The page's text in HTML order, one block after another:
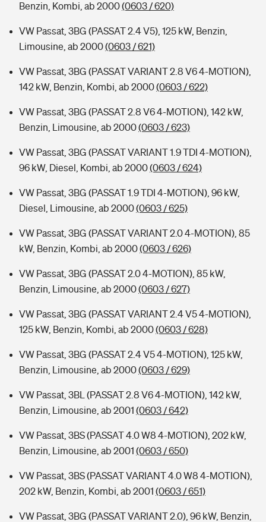
Benzin, Kombi, ab 2000(0603 / 620)
VW Passat, 3BG (PASSAT 2.4 V5), 125 kW, Benzin,
Limousine, ab 2000(0603 / 621)
VW Passat, 3BG (PASSAT VARIANT 2.8 V6 4-MOTION),
142 kW, Benzin, Kombi, ab 2000(0603 / 622)
VW Passat, 3BG (PASSAT 2.8 V6 4-MOTION), 142 kW,
Benzin, Limousine, ab 2000(0603 / 623)
VW Passat, 3BG (PASSAT VARIANT 1.9 TDI 4-MOTION),
96 kW, Diesel, Kombi, ab 2000(0603 / 624)
VW Passat, 3BG (PASSAT 1.9 TDI 4-MOTION), 96 kW,
Diesel, Limousine, ab 2000(0603 / 625)
VW Passat, 3BG (PASSAT VARIANT 2.0 4-MOTION), 85
kW, Benzin, Kombi, ab 2000(0603 / 626)
VW Passat, 3BG (PASSAT 2.0 4-MOTION), 85 kW,
Benzin, Limousine, ab 2000(0603 / 627)
VW Passat, 3BG (PASSAT VARIANT 2.4 V5 4-MOTION),
125 kW, Benzin, Kombi, ab 2000(0603 / 628)
VW Passat, 3BG (PASSAT 2.4 V5 4-MOTION), 125 kW,
Benzin, Limousine, ab 2000(0603 / 629)
VW Passat, 3BL (PASSAT 2.8 V6 4-MOTION), 142 kW,
Benzin, Limousine, ab 2001 (0603 / 642)
VW Passat, 3BS (PASSAT 4.0 W8 4-MOTION), 202 kW,
Benzin, Limousine, ab 2001 (0603 / 650)
VW Passat, 3BS (PASSAT VARIANT 4.0 W8 4-MOTION),
202 kW, Benzin, Kombi, ab 2001 (0603 / 651)
VW Passat, 3BG (PASSAT VARIANT 2.0), 96 kW, Benzin,